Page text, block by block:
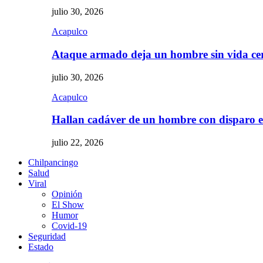
julio 30, 2026
Acapulco
Ataque armado deja un hombre sin vida
julio 30, 2026
Acapulco
Hallan cadáver de un hombre con disparo
julio 22, 2026
Chilpancingo
Salud
Viral
Opinión
El Show
Humor
Covid-19
Seguridad
Estado